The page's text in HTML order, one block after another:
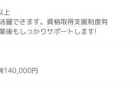
上
躍できます。資格取得支援制度有
後もしっかりサポートします!
140,000円